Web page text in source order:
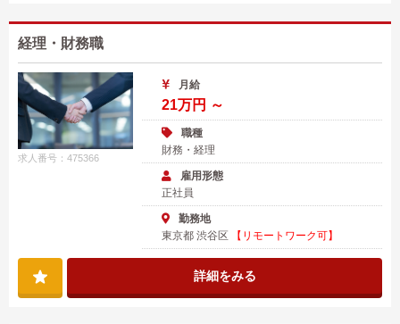
経理・財務職
求人番号：475366
月給
21万円 ～
職種
財務・経理
雇用形態
正社員
勤務地
東京都 渋谷区
【リモートワーク可】
詳細をみる